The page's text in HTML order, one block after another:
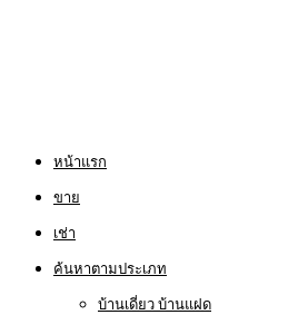
หน้าแรก
ขาย
เช่า
ค้นหาตามประเภท
บ้านเดี่ยว บ้านแฝด